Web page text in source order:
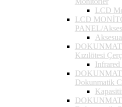
LCD
LCD
PANEL/
Kızılötesi
Infrared
Dokunmatik